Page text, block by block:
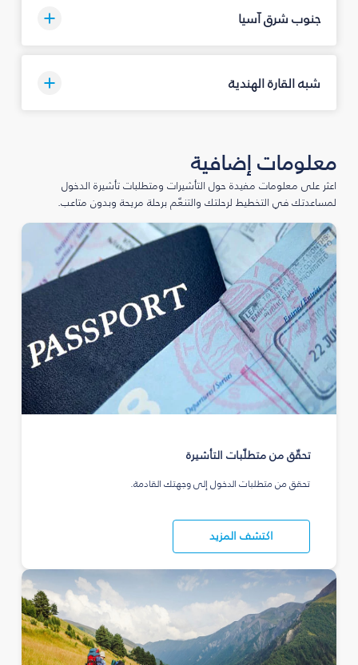
جنوب شرق آسيا
شبه القارة الهندية
معلومات إضافية
اعثر على معلومات مفيدة حول التأشيرات ومتطلبات تأشيرة الدخول
لمساعدتك في التخطيط لرحلتك والتنعّم برحلة مريحة وبدون متاعب.
تحقّق من متطلّبات التأشيرة
تحقق من متطلبات الدخول إلى وجهتك القادمة.
اكتشف المزيد